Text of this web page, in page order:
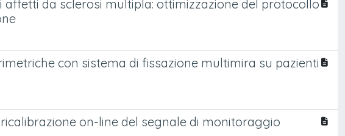
da sclerosi multipla: ottimizzazione del protocollo
con sistema di fissazione multimira su pazienti
on-line del segnale di monitoraggio